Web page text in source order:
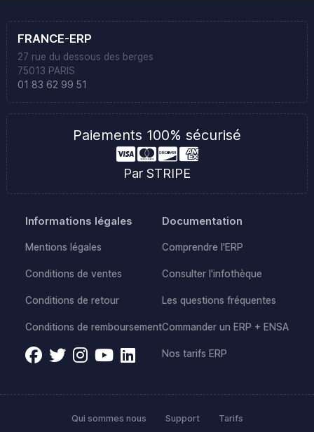
FRANCE-ERP
27 rue du dessous des berges
75013 PARIS
01 83 62 99 51
Paiements 100% sécurisé
Par STRIPE
Informations légales
Mentions légales
Conditions de ventes
Conditions de retour
Conditions de remboursement
Documentation
Comprendre l'ERP
Consulter l'infothèque
Les questions fréquentes
Commander un ERP + ENSA
Nos tarifs ERP
Qui sommes nous Support Tarifs